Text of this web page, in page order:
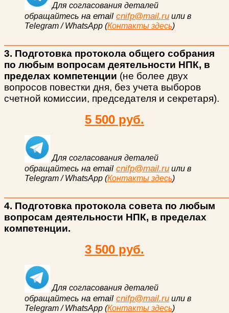
Для согласования деталей
обращайтесь на email cnifp@mail.ru или в
Telegram / WhatsApp (Контакты здесь)
3. Подготовка протокола общего собрания
по любым вопросам деятельности НПК, в
пределах компетенции (не более двух
вопросов повестки дня, без учета выборов
счетной комиссии, председателя и секретаря).
5 500 руб.
Для согласования деталей
обращайтесь на email cnifp@mail.ru или в
Telegram / WhatsApp (Контакты здесь)
4. Подготовка протокола совета по любым
вопросам деятельности НПК, в пределах
компетенции.
3 500 руб.
Для согласования деталей
обращайтесь на email cnifp@mail.ru или в
Telegram / WhatsApp (Контакты здесь)